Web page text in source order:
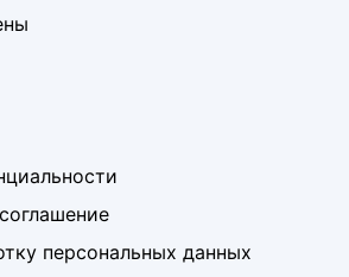
персональных данных